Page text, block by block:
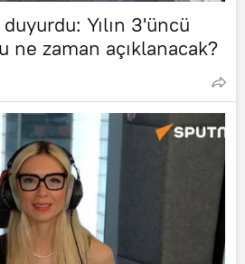
Yılın 3'üncü
ne zaman açıklanacak?